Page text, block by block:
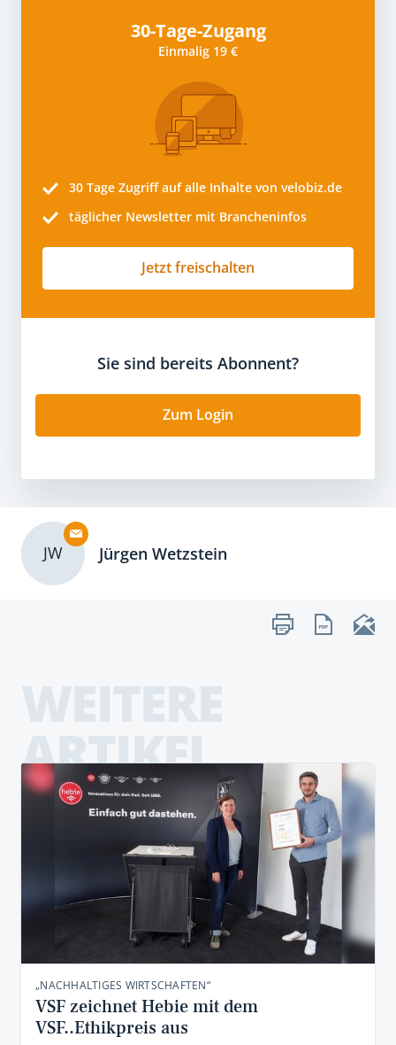
30-Tage-Zugang
Einmalig 19 €
30 Tage Zugriff auf alle Inhalte von velobiz.de
täglicher Newsletter mit Brancheninfos
Jetzt freischalten
Sie sind bereits Abonnent?
Zum Login
JW Jürgen Wetzstein
ARTIKEL
„NACHHALTIGES WIRTSCHAFTEN“
VSF zeichnet Hebie mit dem
VSF..Ethikpreis aus